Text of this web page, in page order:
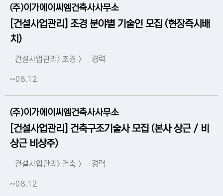
(주)이가에이씨엠건축사사무소
[건설사업관리] 조경 분야별 기술인 모집 (현장즉시배
치)
건설사업관리> 조경 > 경력
~08.12
(주)이가에이씨엠건축사사무소
[건설사업관리] 건축구조기술사 모집 (본사 상근 / 비
상근 비상주)
건설사업관리> 건축 > 경력
~08.12